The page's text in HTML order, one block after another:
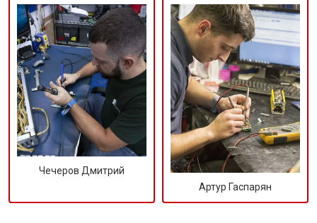
Чечеров Дмитрий
Артур Гаспарян